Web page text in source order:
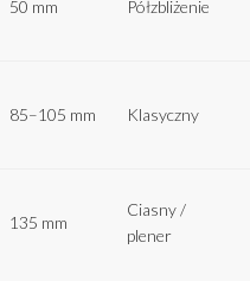
50 mm Półzbliżenie
85–105 mm Klasyczny
135 mm
Ciasny /
plener